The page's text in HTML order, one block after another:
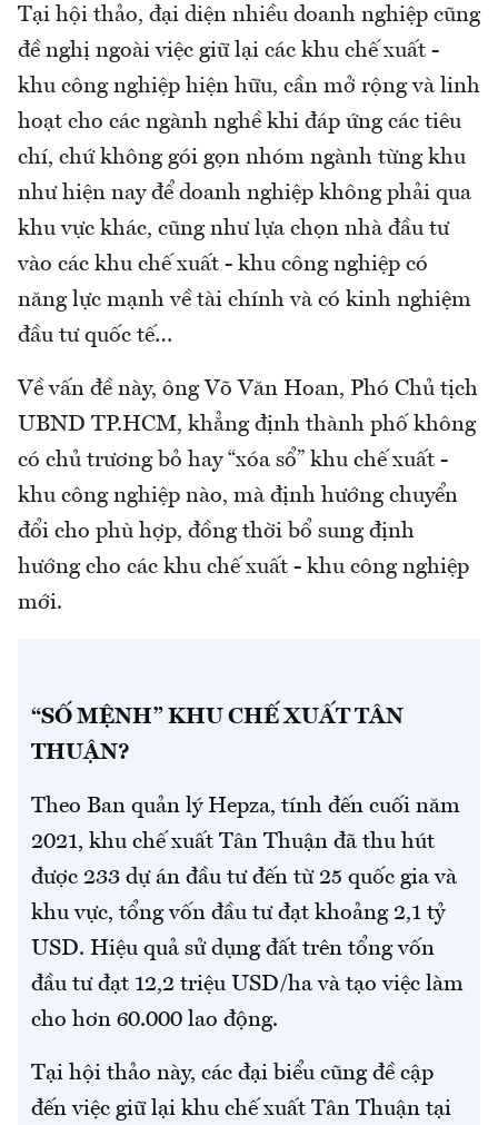
Tại hội thảo, đại diện nhiều doanh nghiệp cũng
đề nghị ngoài việc giữ lại các khu chế xuất -
khu công nghiệp hiện hữu, cần mở rộng và linh
hoạt cho các ngành nghề khi đáp ứng các tiêu
chí, chứ không gói gọn nhóm ngành từng khu
như hiện nay để doanh nghiệp không phải qua
khu vực khác, cũng như lựa chọn nhà đầu tư
vào các khu chế xuất - khu công nghiệp có
năng lực mạnh về tài chính và có kinh nghiệm
đầu tư quốc tế…
Về vấn đề này, ông Võ Văn Hoan, Phó Chủ tịch
UBND TP.HCM, khẳng định thành phố không
có chủ trương bỏ hay “xóa sổ” khu chế xuất -
khu công nghiệp nào, mà định hướng chuyển
đổi cho phù hợp, đồng thời bổ sung định
hướng cho các khu chế xuất - khu công nghiệp
mới.
“SỐ MỆNH” KHU CHẾ XUẤT TÂN
THUẬN?
Theo Ban quản lý Hepza, tính đến cuối năm
2021, khu chế xuất Tân Thuận đã thu hút
được 233 dự án đầu tư đến từ 25 quốc gia và
khu vực, tổng vốn đầu tư đạt khoảng 2,1 tỷ
USD. Hiệu quả sử dụng đất trên tổng vốn
đầu tư đạt 12,2 triệu USD/ha và tạo việc làm
cho hơn 60.000 lao động.
Tại hội thảo này, các đại biểu cũng đề cập
đến việc giữ lại khu chế xuất Tân Thuận tại